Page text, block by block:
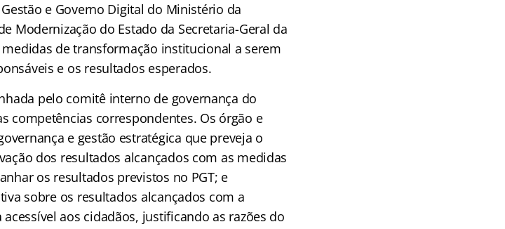
e Governo Digital do Ministério da
Modernização do Estado da Secretaria-Geral da
de transformação institucional a serem
e os resultados esperados.
pelo comitê interno de governança do
competências correspondentes. Os órgão e
e gestão estratégica que preveja o
dos resultados alcançados com as medidas
os resultados previstos no PGT; e
sobre os resultados alcançados com a
aos cidadãos, justificando as razões do